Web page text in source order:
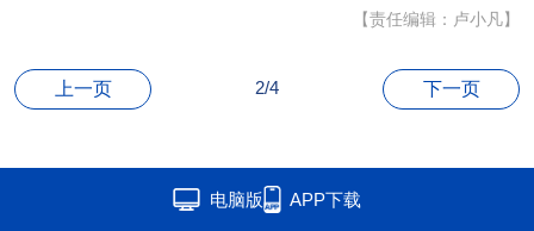
【责任编辑：卢小凡】
上一页 2/4 下一页
电脑版 APP下载